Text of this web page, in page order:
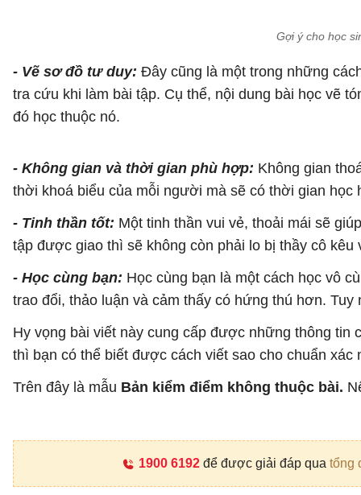
Gợi ý cho học
- Vẽ sơ đồ tư duy: Đây cũng là một trong những
tra cứu khi làm bài tập. Cụ thể, nội dung bài học vẽ
đó học thuộc nó.
- Không gian và thời gian phù hợp: Không gian
thời khoá biểu của mỗi người mà sẽ có thời gian
- Tinh thần tốt: Một tinh thần vui vẻ, thoải mái sẽ
tập được giao thì sẽ không còn phải lo bị thầy cô
- Học cùng bạn: Học cùng bạn là một cách học vô
trao đổi, thảo luận và cảm thấy có hứng thú hơn.
Hy vọng bài viết này cung cấp được những thông tin
thì bạn có thể biết được cách viết sao cho chuẩn
Trên đây là mẫu Bản kiểm điểm không thuộc bài.
1900 6192để được giải đáp qua tổng